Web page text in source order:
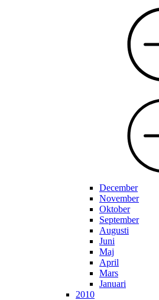
December
November
Oktober
September
Augusti
Juni
Maj
April
Mars
Januari
2010